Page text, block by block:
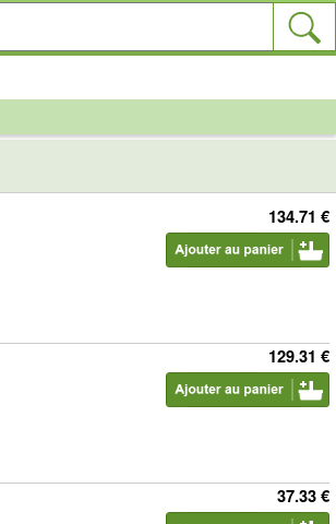
134.71 €
129.31 €
37.33 €